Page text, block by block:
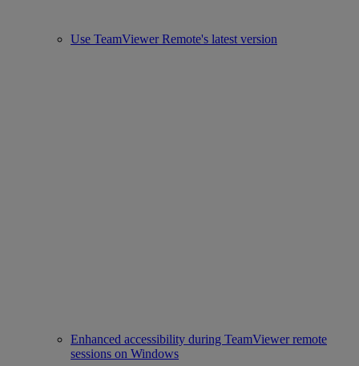
Use TeamViewer Remote's latest version
Enhanced accessibility during TeamViewer remote
sessions on Windows